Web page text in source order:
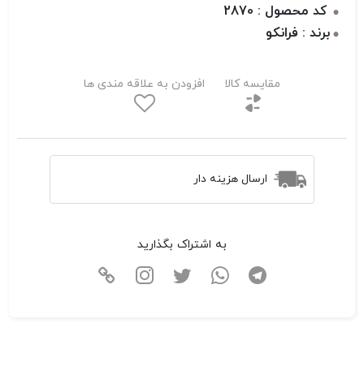
کد محصول : 2870
برند : فرانکو
مقایسه کالا افزودن به علاقه مندی ها
ارسال هزینه دار
به اشتراک بگذارید